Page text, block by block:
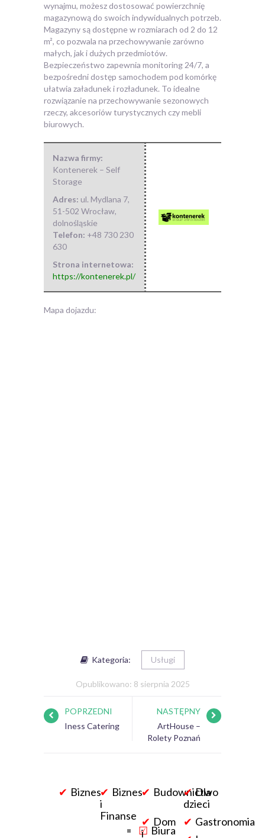
wynajmu, możesz dostosować powierzchnię
magazynową do swoich indywidualnych potrzeb.
Magazyny są dostępne w rozmiarach od 2 do 12
m², co pozwala na przechowywanie zarówno
małych, jak i dużych przedmiotów.
Bezpieczeństwo zapewnia monitoring 24/7, a
bezpośredni dostęp samochodem pod komórkę
ułatwia załadunek i rozładunek. To idealne
rozwiązanie na przechowywanie sezonowych
rzeczy, akcesoriów turystycznych czy mebli
biurowych.
Nazwa firmy:
Kontenerek – Self
Storage
Adres: ul. Mydlana 7,
51-502 Wrocław,
dolnośląskie
Telefon: +48 730 230
630
Strona internetowa:
https://kontenerek.pl/
Mapa dojazdu:
Kategoria: Usługi
Opublikowano: 8 sierpnia 2025
POPRZEDNI
Iness Catering
NASTĘPNY
ArtHouse –
Rolety Poznań
Biznes
Biznes
i
Finanse
Biura
Budownictwo
Dla
dzieci
Dom
i
Gastronomia